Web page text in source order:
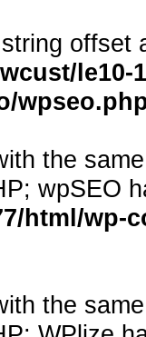
offset
le10-
the
wpSEO
html/
the